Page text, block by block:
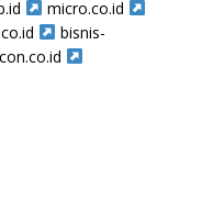
micro.co.id
bisnis-